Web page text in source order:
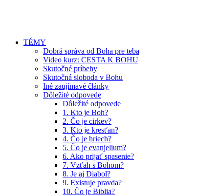
TÉMY
Dobrá správa od Boha pre teba
Video kurz: CESTA K BOHU
Skutočné príbehy
Skutočná sloboda v Bohu
Iné zaujímavé články
Dôležité odpovede
Dôležité odpovede
1. Kto je Boh?
2. Čo je cirkev?
3. Kto je kresťan?
4. Čo je hriech?
5. Čo je evanjelium?
6. Ako prijať spasenie?
7. Vzťah s Bohom?
8. Je aj Diabol?
9. Existuje pravda?
10. Čo je Biblia?